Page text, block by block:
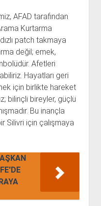
AFAD tarafından
Kurtarma
patch takmaya
değil; emek,
Afetleri
Hayatları geri
için birlikte hareket
bilinçli bireyler, güçlü
Bu inançla
Silivri için çalışmaya